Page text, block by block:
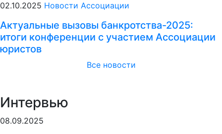
02.10.2025 Новости Ассоциации
Актуальные вызовы банкротства-2025:
итоги конференции с участием Ассоциации
юристов
Все новости
Интервью
08.09.2025